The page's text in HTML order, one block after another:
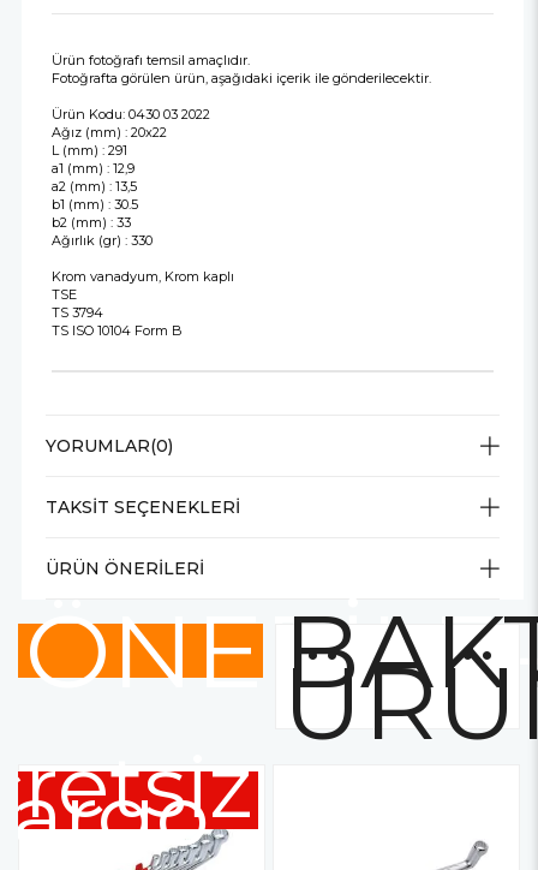
Ürün fotoğrafı temsil amaçlıdır.
Fotoğrafta görülen ürün, aşağıdaki içerik ile gönderilecektir.
Ürün Kodu: 0430 03 2022
Ağız (mm) : 20x22
L (mm) : 291
a1 (mm) : 12,9
a2 (mm) : 13,5
b1 (mm) : 30.5
b2 (mm) : 33
Ağırlık (gr) : 330
Krom vanadyum, Krom kaplı
TSE
TS 3794
TS ISO 10104 Form B
YORUMLAR(0)
TAKSIT SEÇENEKLERI
ÜRÜN ÖNERILERI